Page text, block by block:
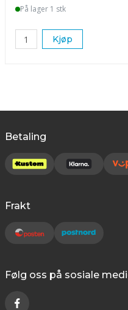
På lager 1 stk
Kjøp
Betaling
Frakt
Følg oss på sosiale